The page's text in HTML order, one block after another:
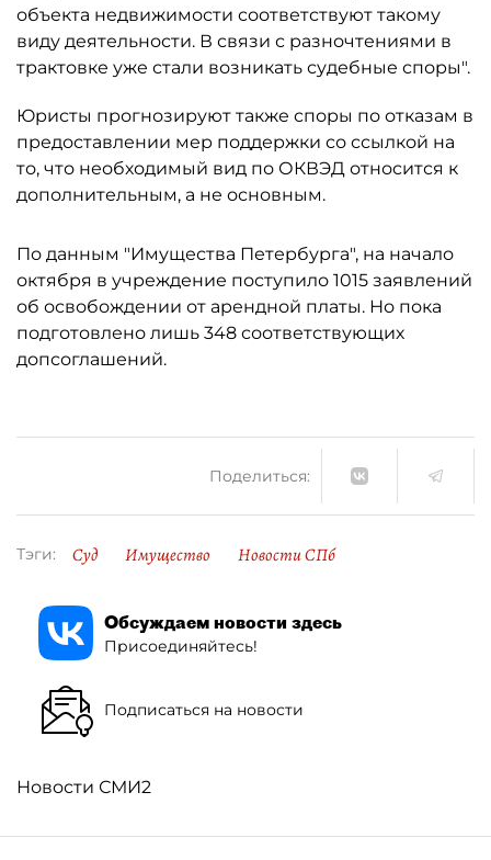
объекта недвижимости соответствуют такому
виду деятельности. В связи с разночтениями в
трактовке уже стали возникать судебные споры".
Юристы прогнозируют также споры по отказам в
предоставлении мер поддержки со ссылкой на
то, что необходимый вид по ОКВЭД относится к
дополнительным, а не основным.
По данным "Имущества Петербурга", на начало
октября в учреждение поступило 1015 заявлений
об освобождении от арендной платы. Но пока
подготовлено лишь 348 соответствующих
допсоглашений.
Поделиться:
Тэги: Суд Имущество Новости СПб
Обсуждаем новости здесь
Присоединяйтесь!
Подписаться на новости
Новости СМИ2